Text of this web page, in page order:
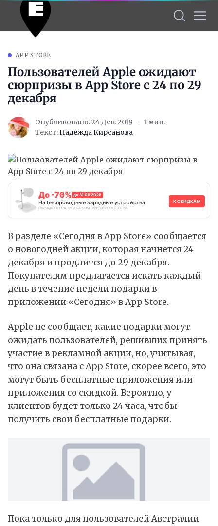
APP STORE
Пользователей Apple ожидают
сюрпризы в App Store с 24 по 29
декабря
Опубликовано: 24 Дек. 2019
1 мин.
Текст: Надежда Кирсанова
До -76% до 31.08.2026
На беспроводные зарядные устройства
Реклама. ООО "АЛИБАБА.КОМ (РУ)", ИНН 7703380158
К СКИДКАМ
В разделе «Сегодня в App Store» сообщается
о новогодней акции, которая начнется 24
декабря и продлится до 29 декабря.
Покупателям предлагается искать каждый
день в течение недели подарки в
приложении «Сегодня» в App Store.
Apple не сообщает, какие подарки могут
ожидать пользователей, решивших принять
участие в рекламной акции, но, учитывая,
что она связана с App Store, скорее всего, это
могут быть бесплатные приложения или
приложения со скидкой. Вероятно, у
клиентов будет только 24 часа, чтобы
получить свои бесплатные подарки.
Пока только для пользователей Австралии